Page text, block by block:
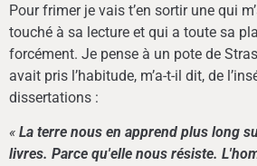
Pour frimer je vais t’en sortir une qui
touché à sa lecture et qui a toute sa
forcément. Je pense à un pote de
avait pris l’habitude, m’a-t-il dit, de
dissertations :
« La terre nous en apprend plus long
livres. Parce qu'elle nous résiste.